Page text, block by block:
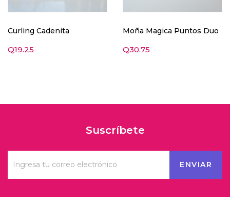
Curling Cadenita
Q19.25
Moña Magica Puntos Duo
Q30.75
Suscríbete